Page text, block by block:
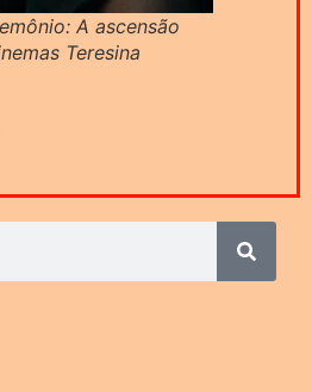
A ascensão
Teresina